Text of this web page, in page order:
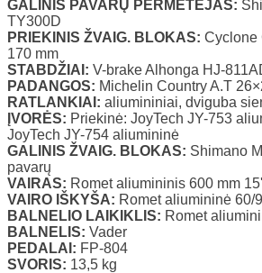
GALINIS PAVARŲ PERMETĖJAS:
TY300D
PRIEKINIS ŽVAIG. BLOKAS: Cyclone
170 mm
STABDŽIAI: V-brake Alhonga HJ-
PADANGOS: Michelin Country A.T
RATLANKIAI: aliumininiai, dviguba
ĮVORĖS: Priekinė: JoyTech JY-753
JoyTech JY-754 aliumininė
GALINIS ŽVAIG. BLOKAS: Shimano
pavarų
VAIRAS: Romet aliumininis 600 mm
VAIRO IŠKYŠA: Romet aliumininė 60/
BALNELIO LAIKIKLIS: Romet
BALNELIS: Vader
PEDALAI: FP-804
SVORIS: 13,5 kg